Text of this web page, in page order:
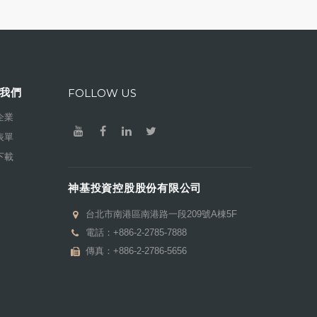
們
業
單
載
FOLLOW US
神基投資控股股份有限公司
台北市南港區南港路一段209號A棟5F
電話： +886-2-2785-7888
傳真：+886-2-2786-5656